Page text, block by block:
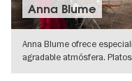
Anna Blume
Anna Blume ofrece
agradable atmósfera.